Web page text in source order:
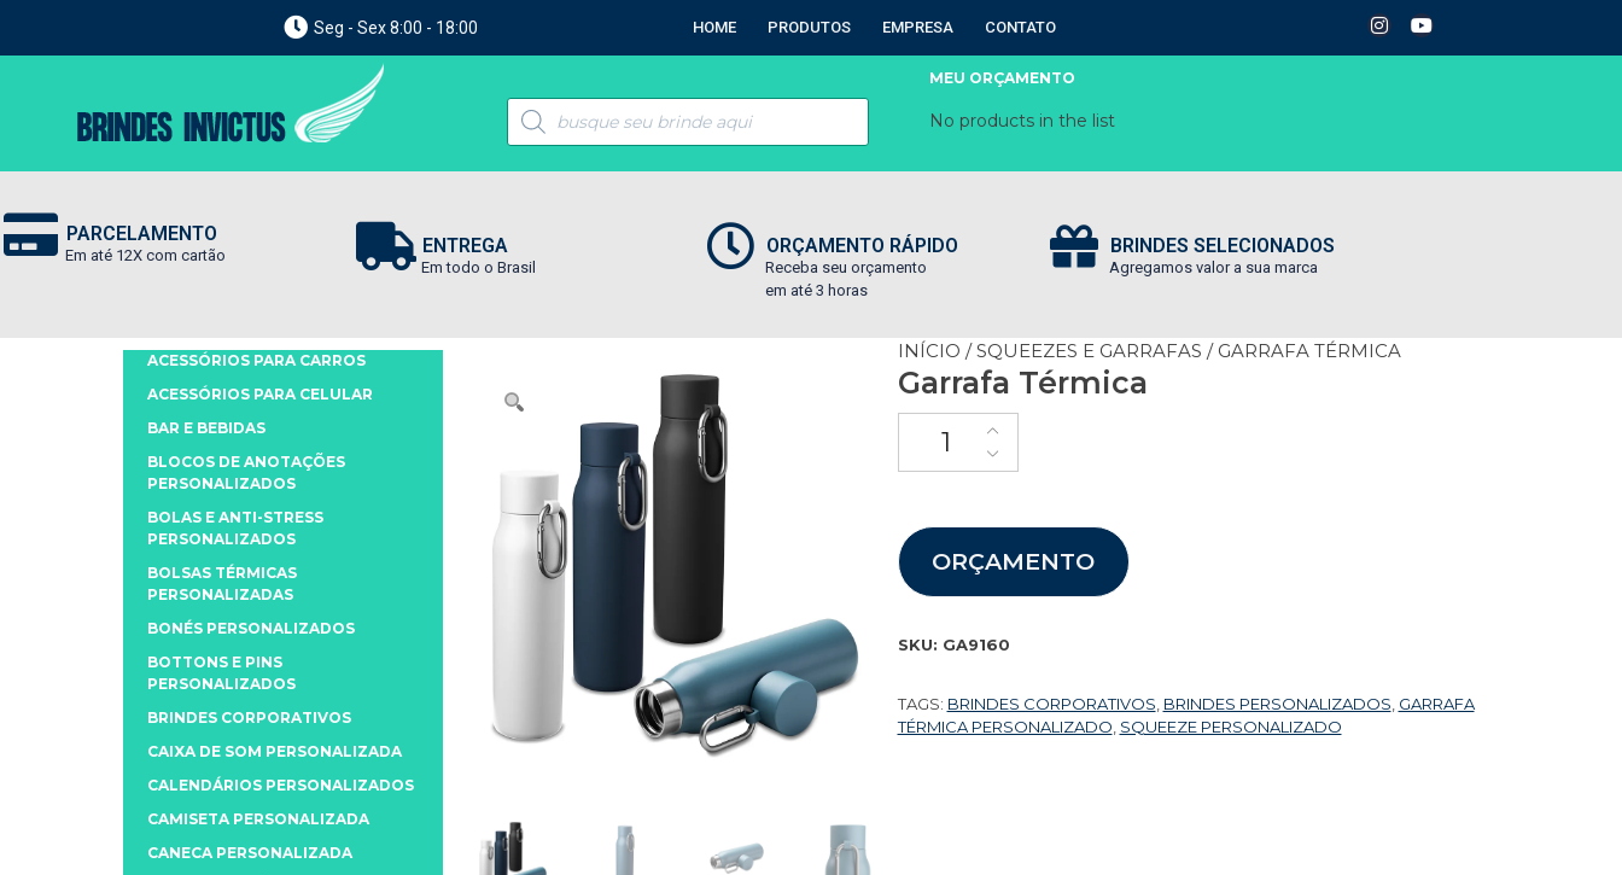
Seg - Sex 8:00 - 18:00 HOME PRODUTOS EMPRESA CONTATO
MEU ORÇAMENTO
No products in the list
PARCELAMENTO
Em até 12X com cartão ENTREGA
Em todo o Brasil
ORÇAMENTO RÁPIDO
Receba seu orçamento
em até 3 horas
BRINDES SELECIONADOS
Agregamos valor a sua marca
INÍCIO /SQUEEZES E GARRAFAS / GARRAFA TÉRMICA
Garrafa Térmica
ORÇAMENTO
SKU: GA9160
TAGS: BRINDES CORPORATIVOS BRINDES PERSONALIZADOS GARRAFA
TÉRMICA PERSONALIZADO SQUEEZE PERSONALIZADO
ACESSÓRIOS PARA CARROS
ACESSÓRIOS PARA CELULAR
BAR E BEBIDAS
BLOCOS DE ANOTAÇÕES
PERSONALIZADOS
BOLAS E ANTI-STRESS
PERSONALIZADOS
BOLSAS TÉRMICAS
PERSONALIZADAS
BONÉS PERSONALIZADOS
BOTTONS E PINS
PERSONALIZADOS
BRINDES CORPORATIVOS
CAIXA DE SOM PERSONALIZADA
CALENDÁRIOS PERSONALIZADOS
CAMISETA PERSONALIZADA
CANECA PERSONALIZADA